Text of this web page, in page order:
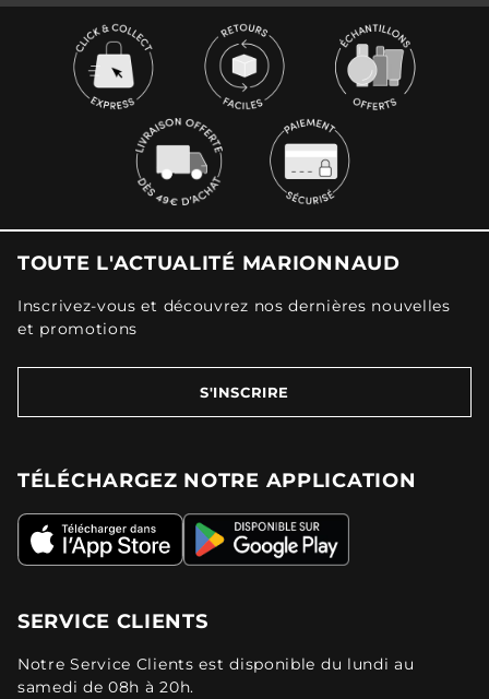
TOUTE L'ACTUALITÉ MARIONNAUD
Inscrivez-vous et découvrez nos dernières nouvelles
et promotions
S'INSCRIRE
TÉLÉCHARGEZ NOTRE APPLICATION
SERVICE CLIENTS
Notre Service Clients est disponible du lundi au
samedi de 08h à 20h.